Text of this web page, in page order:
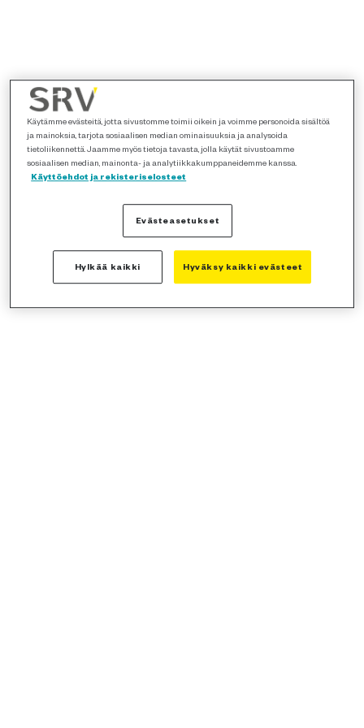
Käytämme evästeitä, jotta sivustomme toimii oikein ja voimme personoida sisältöä
ja mainoksia, tarjota sosiaalisen median ominaisuuksia ja analysoida
tietoliikennettä. Jaamme myös tietoja tavasta, jolla käytät sivustoamme
sosiaalisen median, mainonta- ja analytiikkakumppaneidemme kanssa.
Käyttöehdot ja rekisteriselosteet
Evästeasetukset
Hylkää kaikki Hyväksy kaikki evästeet